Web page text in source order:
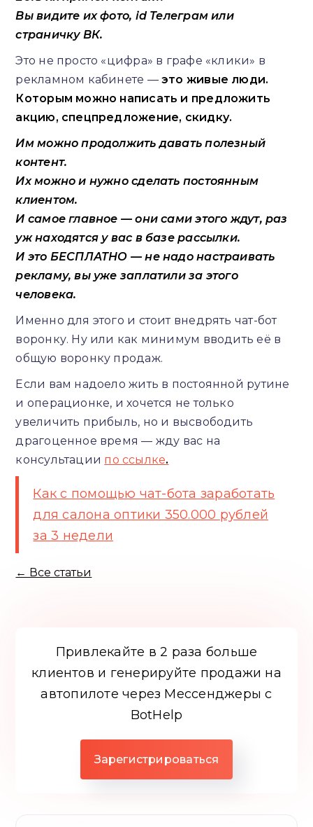
Вы видите их фото, id Телеграм или
страничку ВК.
Это не просто «цифра» в графе «клики» в
рекламном кабинете —это живые люди.
Которым можно написать и предложить
акцию, спецпредложение, скидку.
Им можно продолжить давать полезный
контент.
Их можно и нужно сделать постоянным
клиентом.
И самое главное — они сами этого ждут, раз
уж находятся у вас в базе рассылки.
И это БЕСПЛАТНО — не надо настраивать
рекламу, вы уже заплатили за этого
человека.
Именно для этого и стоит внедрять чат-бот
воронку. Ну или как минимум вводить её в
общую воронку продаж.
Если вам надоело жить в постоянной рутине
и операционке, и хочется не только
увеличить прибыль, но и высвободить
драгоценное время — жду вас на
консультации по ссылке.
Как с помощью чат-бота заработать
для салона оптики 350.000 рублей
за 3 недели
← Все статьи
Привлекайте в 2 раза больше
клиентов и генерируйте продажи на
автопилоте через Мессенджеры c
BotHelp
Зарегистрироваться